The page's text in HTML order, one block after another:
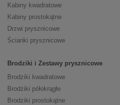
Kabiny kwadratowe
Kabiny prostokątne
Drzwi prysznicowe
Ścianki prysznicowe
Brodziki i Zestawy prysznicowe
Brodziki kwadratowe
Brodziki półokrągłe
Brodziki prostokątne